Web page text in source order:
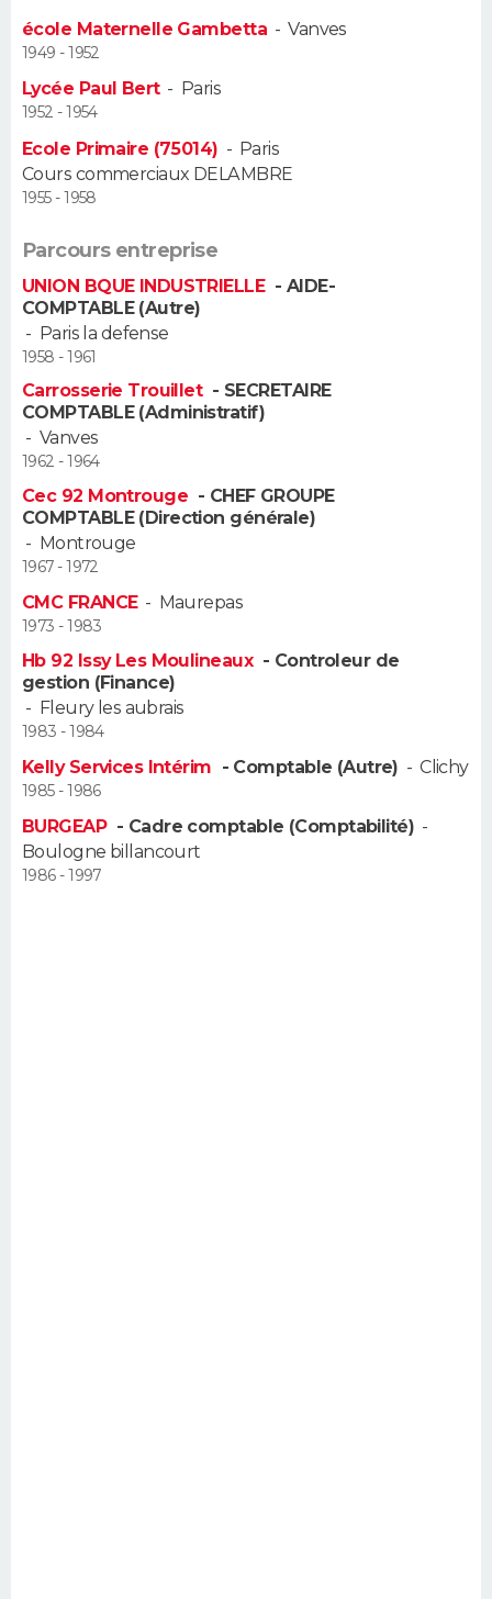
Alimentation
Guide de la santé
Maladies
Médicaments
Sommeil
VOYAGE
Destinations
City break
Voyage nature
Voyage de noces
Forum
Climat
+
PHOTO
GUIDES D'ACHAT
BONS PLANS
CARTE DE VOEUX
Carte de Noël
Carte Bonne année
Carte Saint-Valentin
Carte Pâques
Carte d'anniversaire
DICTIONNAIRE
Dictionnaire
Biographies
Citations
Expressions
Proverbes
PROGRAMME TV
COPAINS D'AVANT
S'inscrire
Se connecter
Lycées
Collèges
Primaires
Universités
Entreprises
Service militaire
Avis de recherche
AVIS DE DÉCÈS
FORUM
Bricolage
Lifestyle
Culture
Sport
Auto
Television
Voyage
Cinema
école Maternelle Gambetta -Vanves
1949 - 1952
Lycée Paul Bert- Paris
1952 - 1954
Ecole Primaire (75014) - Paris
Cours commerciaux DELAMBRE
1955 - 1958
Parcours entreprise
UNION BQUE INDUSTRIELLE - AIDE-
COMPTABLE (Autre)
- Paris la defense
1958 - 1961
Carrosserie Trouillet - SECRETAIRE
COMPTABLE (Administratif)
- Vanves
1962 - 1964
Cec 92 Montrouge - CHEF GROUPE
COMPTABLE (Direction générale)
- Montrouge
1967 - 1972
CMC FRANCE- Maurepas
1973 - 1983
Hb 92 Issy Les Moulineaux - Controleur de
gestion (Finance)
- Fleury les aubrais
1983 - 1984
Kelly Services Intérim - Comptable (Autre) -Clichy
1985 - 1986
BURGEAP - Cadre comptable (Comptabilité) -
Boulogne billancourt
1986 - 1997